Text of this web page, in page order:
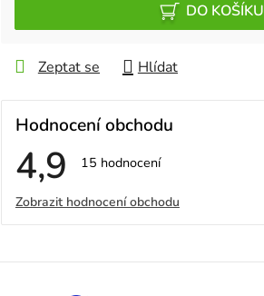
DO KOŠÍKU
Zeptat se Hlídat
Hodnocení obchodu
4,9 Průměrné
obchodu
je
4,9
hvězdiček.
15 hodnocení
V
ý
p
Zobrazit hodnocení obchodu